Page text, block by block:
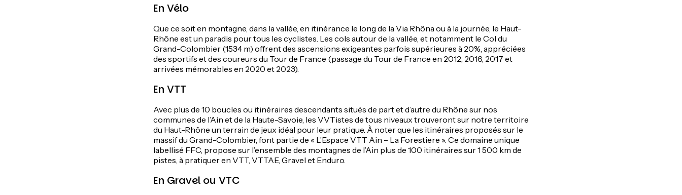
En Vélo
Que ce soit en montagne, dans la vallée, en itinérance le long de la Via Rhôna ou à la journée, le Haut-
Rhône est un paradis pour tous les cyclistes. Les cols autour de la vallée, et notamment le Col du
Grand-Colombier (1534 m) offrent des ascensions exigeantes parfois supérieures à 20%, appréciées
des sportifs et des coureurs du Tour de France (passage du Tour de France en 2012, 2016, 2017 et
arrivées mémorables en 2020 et 2023).
En VTT
Avec plus de 10 boucles ou itinéraires descendants situés de part et d’autre du Rhône sur nos
communes de l’Ain et de la Haute-Savoie, les VVTistes de tous niveaux trouveront sur notre territoire
du Haut-Rhône un terrain de jeux idéal pour leur pratique. À noter que les itinéraires proposés sur le
massif du Grand-Colombier, font partie de « L’Espace VTT Ain – La Forestiere ». Ce domaine unique
labellisé FFC, propose sur l’ensemble des montagnes de l’Ain plus de 100 itinéraires sur 1 500 km de
pistes, à pratiquer en VTT, VTTAE, Gravel et Enduro.
En Gravel ou VTC